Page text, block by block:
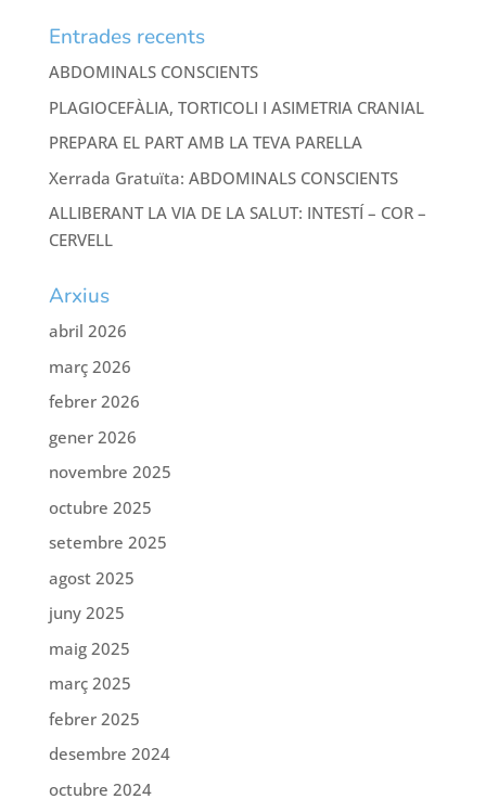
Entrades recents
ABDOMINALS CONSCIENTS
PLAGIOCEFÀLIA, TORTICOLI I ASIMETRIA CRANIAL
PREPARA EL PART AMB LA TEVA PARELLA
Xerrada Gratuïta: ABDOMINALS CONSCIENTS
ALLIBERANT LA VIA DE LA SALUT: INTESTÍ – COR –
CERVELL
Arxius
abril 2026
març 2026
febrer 2026
gener 2026
novembre 2025
octubre 2025
setembre 2025
agost 2025
juny 2025
maig 2025
març 2025
febrer 2025
desembre 2024
octubre 2024